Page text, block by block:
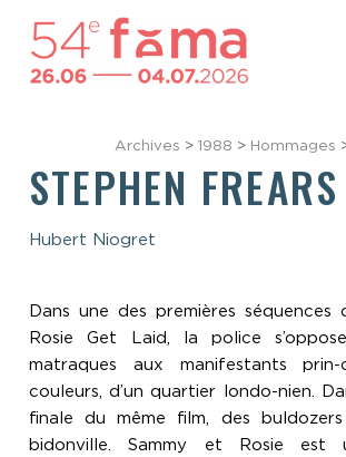
Archives > 1988 > Hommages
STEPHEN FREARS
Hubert Niogret
Dans une des premières séquences
Rosie Get Laid, la police
matraques aux manifestants prin-
couleurs, d’un quartier londo-nien.
finale du même film, des
bidonville. Sammy et Rosie est